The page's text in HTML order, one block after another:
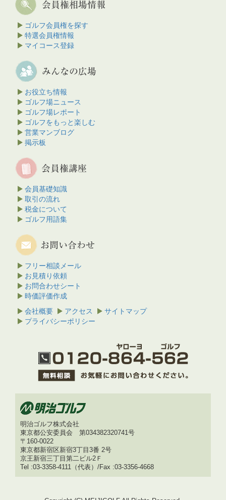
ゴルフ会員権を探す
特選会員権情報
マイコース登録
お役立ち情報
ゴルフ場ニュース
ゴルフ場レポート
ゴルフをもっと楽しむ
営業マンブログ
掲示板
会員基礎知識
取引の流れ
税金について
ゴルフ用語集
フリー相談メール
お見積り依頼
お問合わせシート
時価評価作成
会社概要
アクセス
サイトマップ
プライバシーポリシー
明治ゴルフ株式会社
東京都公安委員会 第034382320741号
〒160-0022
東京都新宿区新宿3丁目3番 2号
京王新宿三丁目第二ビル2Ｆ
Tel :03-3358-4111（代表）/Fax :03-3356-4668